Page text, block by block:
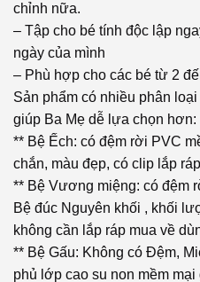
chỉnh nữa.
– Tập cho bé tính độc lập
ngày của mình
– Phù hợp cho các bé từ 2
Sản phẩm có nhiều phân
giúp Ba Mẹ dễ lựa chọn hơn:
** Bệ Ếch: có đệm rời PVC
chắn, màu đẹp, có clip lắp
** Bệ Vương miệng: có đệm
Bệ đúc Nguyên khối , khối
không cần lắp ráp mua về
** Bệ Gấu: Không có Đệm,
phủ lớp cao su non mềm